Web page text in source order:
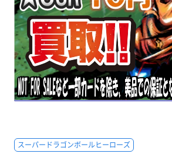
スーパードラゴンボールヒーローズ